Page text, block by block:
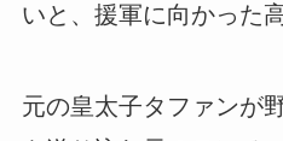
いと、援軍に向かった
元の皇太子タファンが